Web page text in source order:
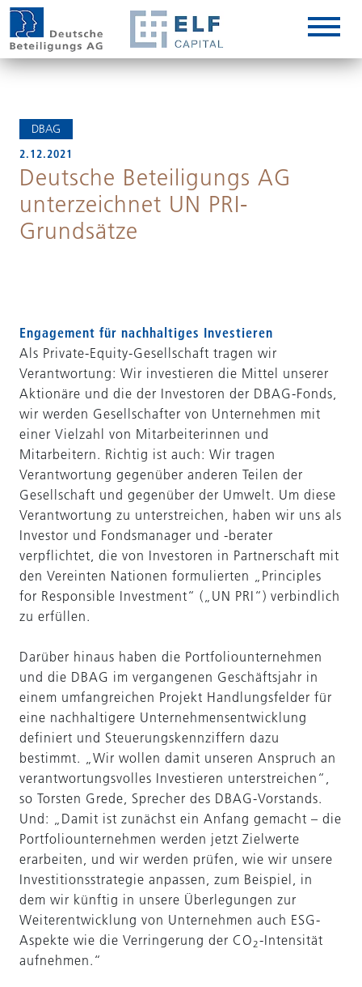
DBAG
2.12.2021
Deutsche Beteiligungs AG
unterzeichnet UN PRI-
Grundsätze
Engagement für nachhaltiges Investieren
Als Private-Equity-Gesellschaft tragen wir
Verantwortung: Wir investieren die Mittel unserer
Aktionäre und die der Investoren der DBAG-Fonds,
wir werden Gesellschafter von Unternehmen mit
einer Vielzahl von Mitarbeiterinnen und
Mitarbeitern. Richtig ist auch: Wir tragen
Verantwortung gegenüber anderen Teilen der
Gesellschaft und gegenüber der Umwelt. Um diese
Verantwortung zu unterstreichen, haben wir uns als
Investor und Fondsmanager und -berater
verpflichtet, die von Investoren in Partnerschaft mit
den Vereinten Nationen formulierten „Principles
for Responsible Investment“ („UN PRI“) verbindlich
zu erfüllen.
Darüber hinaus haben die Portfoliounternehmen
und die DBAG im vergangenen Geschäftsjahr in
einem umfangreichen Projekt Handlungsfelder für
eine nachhaltigere Unternehmensentwicklung
definiert und Steuerungskennziffern dazu
bestimmt. „Wir wollen damit unseren Anspruch an
verantwortungsvolles Investieren unterstreichen“,
so Torsten Grede, Sprecher des DBAG-Vorstands.
Und: „Damit ist zunächst ein Anfang gemacht – die
Portfoliounternehmen werden jetzt Zielwerte
erarbeiten, und wir werden prüfen, wie wir unsere
Investitionsstrategie anpassen, zum Beispiel, in
dem wir künftig in unsere Überlegungen zur
Weiterentwicklung von Unternehmen auch ESG-
Aspekte wie die Verringerung der CO2-Intensität
aufnehmen.“